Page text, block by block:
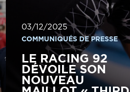
03/12/2025
COMMUNIQUÉS DE PRESSE
LE RACING 92
DÉVOILE SON
NOUVEAU